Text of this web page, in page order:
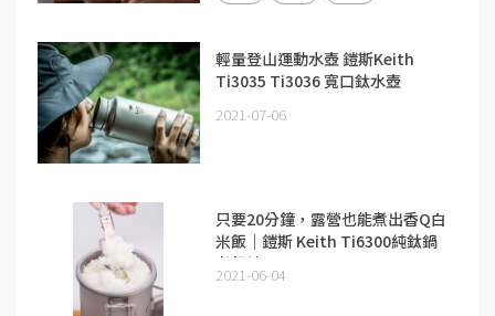
輕量登山運動水壺 鎧斯Keith
Ti3035 Ti3036 寬口鈦水壺
2021-07-06
只要20分鐘，露營也能煮出香Q白
米飯｜鎧斯 Keith Ti6300純鈦鍋
煮飯神器
2021-06-04